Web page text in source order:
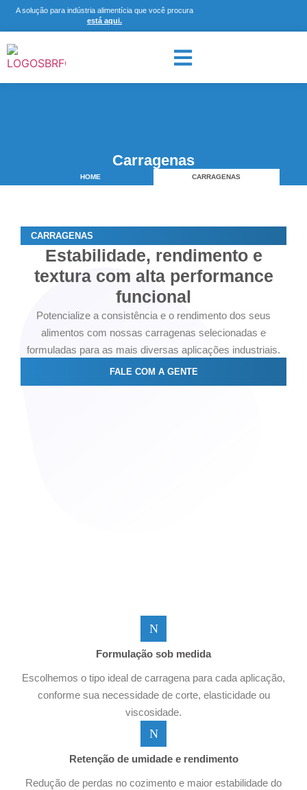
A solução para indústria alimentícia que você procura
está aqui.
Carragenas
HOME CARRAGENAS
CARRAGENAS
Estabilidade, rendimento e
textura com alta performance
funcional
Potencialize a consistência e o rendimento dos seus
alimentos com nossas carragenas selecionadas e
formuladas para as mais diversas aplicações industriais.
FALE COM A GENTE
Formulação sob medida
Escolhemos o tipo ideal de carragena para cada aplicação,
conforme sua necessidade de corte, elasticidade ou
viscosidade.
Retenção de umidade e rendimento
Redução de perdas no cozimento e maior estabilidade do